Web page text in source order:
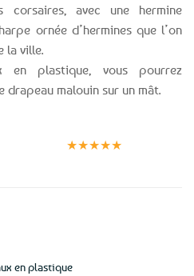
avec une hermine
ornée d’hermines que l’on
la ville.
en plastique, vous pourrez
drapeau malouin sur un mât.
★★★★★
en plastique